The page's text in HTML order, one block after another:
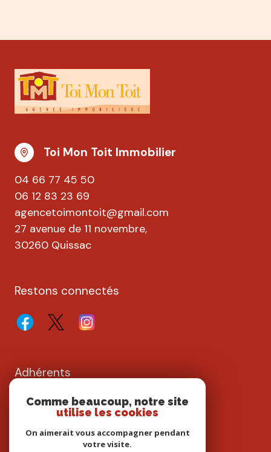
Toi Mon Toit Immobilier
04 66 77 45 50
06 12 83 23 69
agencetoimontoit@gmail.com
27 avenue de 11 novembre,
30260 Quissac
Restons connectés
Adhérents
Comme beaucoup, notre site
utilise les cookies
On aimerait vous accompagner pendant
votre visite.